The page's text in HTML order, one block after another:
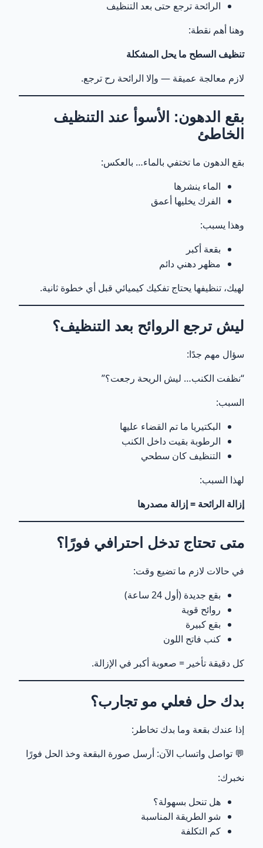
الرائحة ترجع حتى بعد التنظيف
وهنا أهم نقطة:
تنظيف السطح ما يحل المشكلة
لازم معالجة عميقة — وإلا الرائحة رح ترجع.
بقع الدهون: الأسوأ عند التنظيف
الخاطئ
بقع الدهون ما تختفي بالماء… بالعكس:
الماء ينشرها
الفرك يخليها أعمق
وهذا يسبب:
بقعة أكبر
مظهر دهني دائم
لهيك، تنظيفها يحتاج تفكيك كيميائي قبل أي خطوة ثانية.
ليش ترجع الروائح بعد التنظيف؟
سؤال مهم جدًا:
“نظفت الكنب… ليش الريحة رجعت؟”
السبب:
البكتيريا ما تم القضاء عليها
الرطوبة بقيت داخل الكنب
التنظيف كان سطحي
لهذا السبب:
إزالة الرائحة = إزالة مصدرها
متى تحتاج تدخل احترافي فورًا؟
في حالات لازم ما تضيع وقت:
بقع جديدة (أول 24 ساعة)
روائح قوية
بقع كبيرة
كنب فاتح اللون
كل دقيقة تأخير = صعوبة أكبر في الإزالة.
بدك حل فعلي مو تجارب؟
إذا عندك بقعة وما بدك تخاطر:
💬 تواصل واتساب الآن: أرسل صورة البقعة وخذ الحل فورًا
نخبرك:
هل تنحل بسهولة؟
شو الطريقة المناسبة
كم التكلفة